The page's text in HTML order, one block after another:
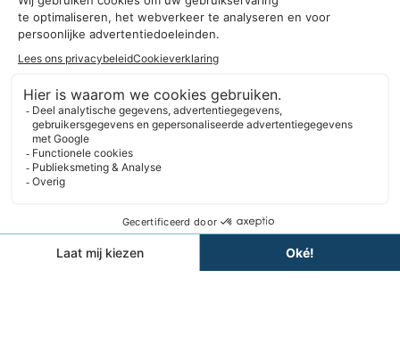
Uitblinken in úw business
blinken in úw business. Wij hebben hart voor ondernemers en
we geloven in duurzame partnerships. Daarbij denken we
liever in oplossingen dan in belemmeringen. En we blijven
Expertises
Contact